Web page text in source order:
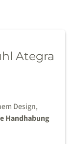
Ategra
Design,
Handhabung